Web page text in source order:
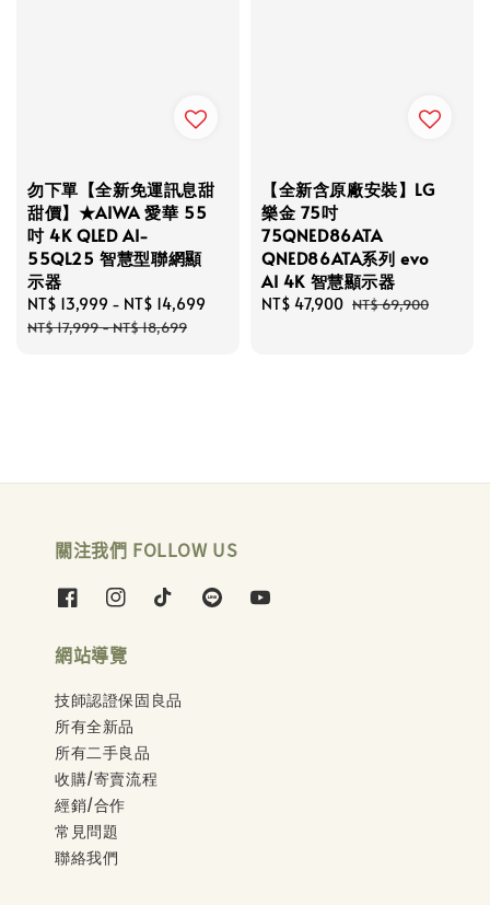
勿下單【全新免運訊息甜
甜價】★AIWA 愛華 55
吋 4K QLED AI-
55QL25 智慧型聯網顯
示器
Sale
price
NT$ 13,999 - NT$ 14,699
Regular
NT$ 17,999-NT$ 18,699
【全新含原廠安裝】LG
樂金 75吋
75QNED86ATA
QNED86ATA系列 evo
AI 4K 智慧顯示器
Sale
NT$ 47,900 Regular
NT$ 69,900
關注我們 FOLLOW US
網站導覽
技師認證保固良品
所有全新品
所有二手良品
收購/寄賣流程
經銷/合作
常見問題
聯絡我們